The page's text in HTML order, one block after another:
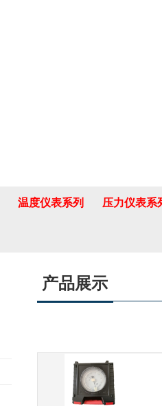
温度仪表系列 压力仪表系
产品展示